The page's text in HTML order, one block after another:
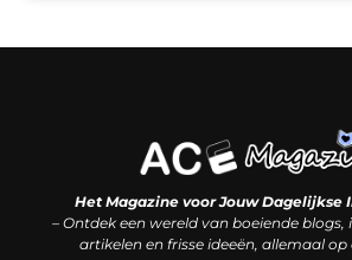
Het Magazine voor Jouw Dagelijkse
– Ontdek een wereld van boeiende
artikelen en frisse ideeën, allemaal op